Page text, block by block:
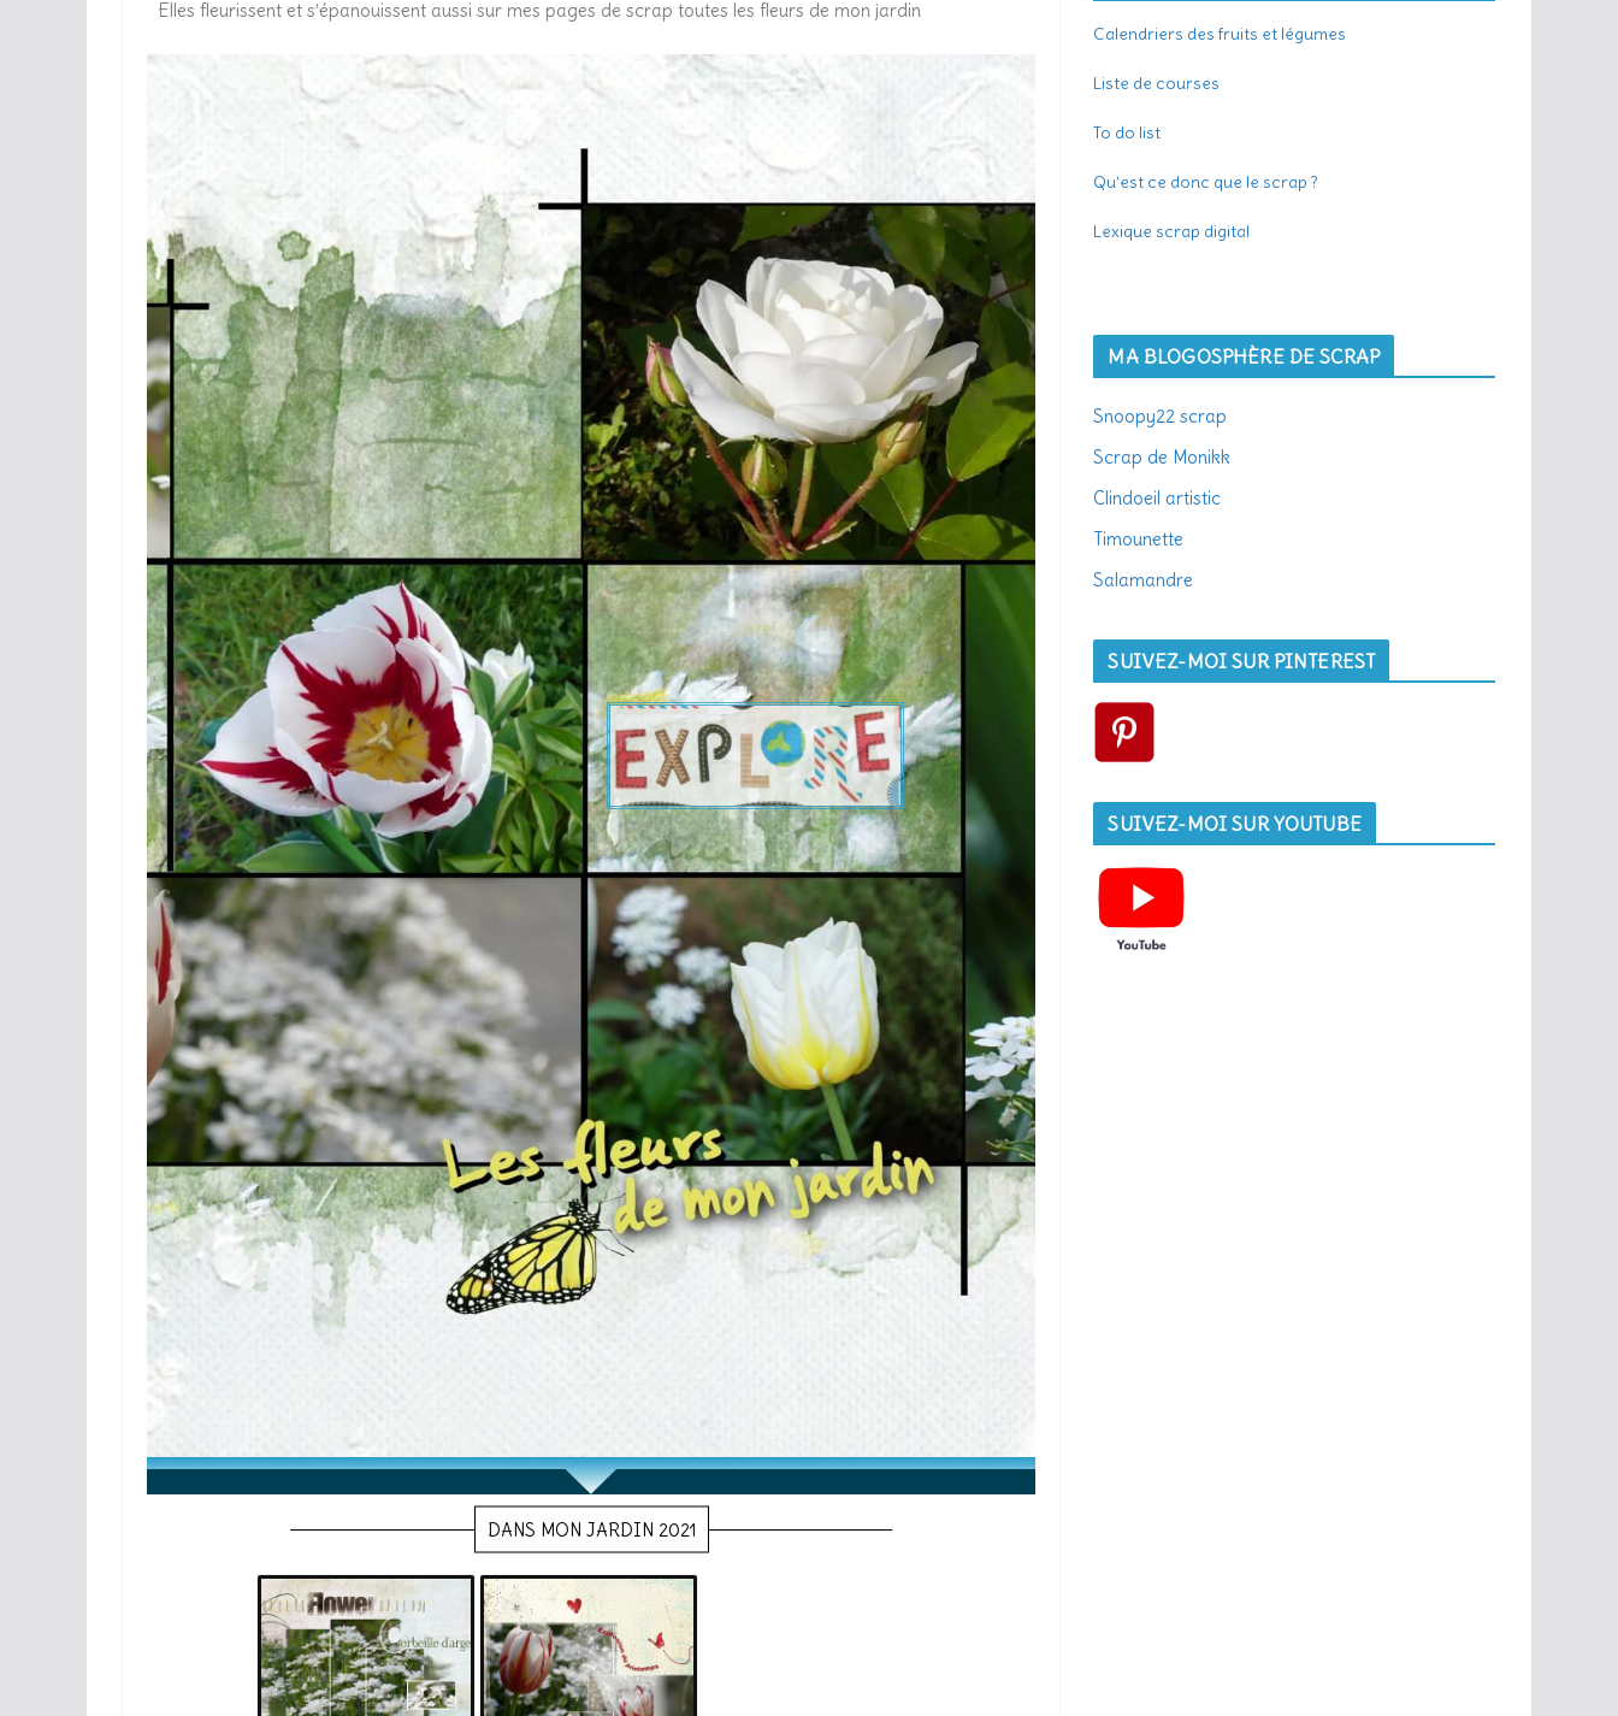
Elles fleurissent et s’épanouissent aussi sur mes pages de scrap toutes les fleurs de mon jardin
DANS MON JARDIN 2021
corbeille argent
explosion-du-
printemps-2
Calendriers des fruits et légumes
Liste de courses
To do list
Qu’est ce donc que le scrap ?
Lexique scrap digital
MA BLOGOSPHÈRE DE SCRAP
Snoopy22 scrap
Scrap de Monikk
Clindoeil artistic
Timounette
Salamandre
SUIVEZ-MOI SUR PINTEREST
SUIVEZ-MOI SUR YOUTUBE